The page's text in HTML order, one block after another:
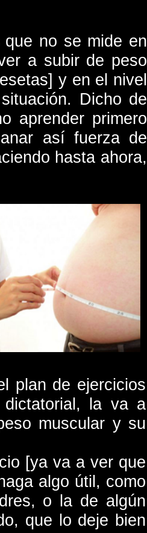
no se mide en
a subir de peso
y en el nivel
Dicho de
aprender primero
así fuerza de
hasta ahora,
plan de ejercicios
la va a
muscular y su
[ya va a ver que
algo útil, como
o la de algún
que lo deje bien